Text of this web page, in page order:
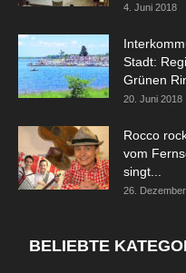
4. Juni 2018
Stadt:
Grünen
20. Juni 2018
Rocco
vom
singt...
26.
BELIEBTE